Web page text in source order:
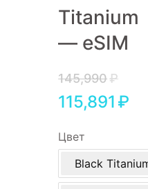
Titanium
— eSIM
145,990₽
115,891 ₽
Цвет
Black